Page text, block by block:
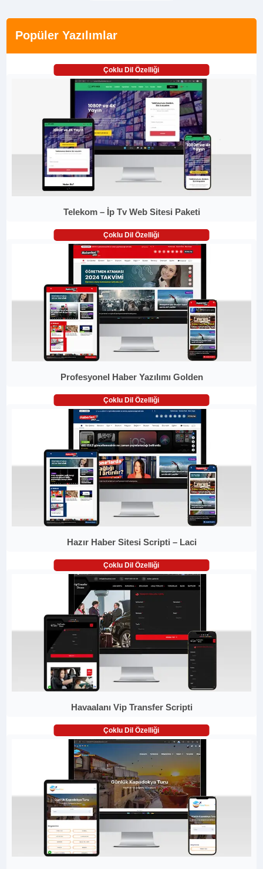
Popüler Yazılımlar
Çoklu Dil Özelliği
Telekom – İp Tv Web Sitesi Paketi
Çoklu Dil Özelliği
Profesyonel Haber Yazılımı Golden
Çoklu Dil Özelliği
Hazır Haber Sitesi Scripti – Laci
Çoklu Dil Özelliği
Havaalanı Vip Transfer Scripti
Çoklu Dil Özelliği